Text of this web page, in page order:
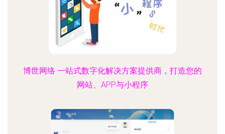
博世网络 一站式数字化解决方案提供商，打造您的
网站、APP与小程序